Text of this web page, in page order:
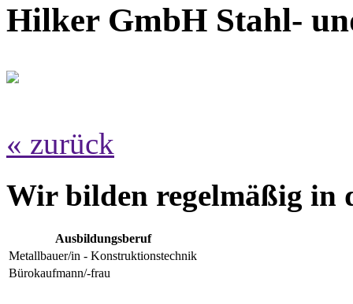
Hilker GmbH Stahl-
« zurück
Wir bilden regelmäßig in
Ausbildungsberuf
Metallbauer/in - Konstruktionstechnik
Bürokaufmann/-frau